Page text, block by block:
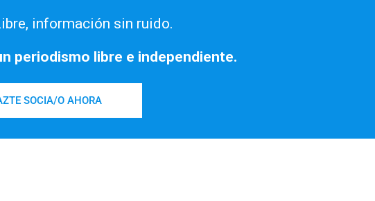
información sin ruido.
periodismo libre e independiente.
SOCIA/O AHORA